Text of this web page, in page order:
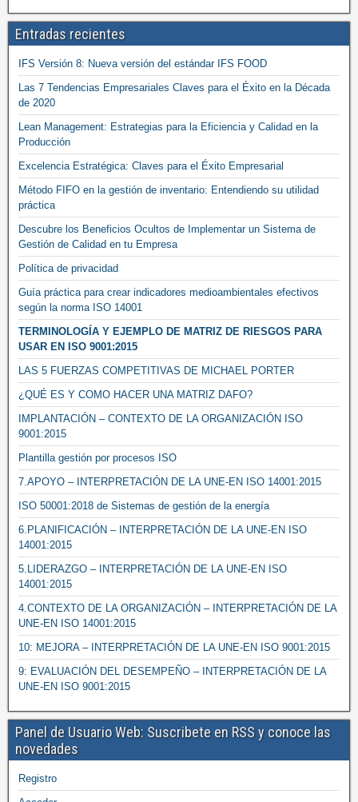
Entradas recientes
IFS Versión 8: Nueva versión del estándar IFS FOOD
Las 7 Tendencias Empresariales Claves para el Éxito en la Década
de 2020
Lean Management: Estrategias para la Eficiencia y Calidad en la
Producción
Excelencia Estratégica: Claves para el Éxito Empresarial
Método FIFO en la gestión de inventario: Entendiendo su utilidad
práctica
Descubre los Beneficios Ocultos de Implementar un Sistema de
Gestión de Calidad en tu Empresa
Política de privacidad
Guía práctica para crear indicadores medioambientales efectivos
según la norma ISO 14001
TERMINOLOGÍA Y EJEMPLO DE MATRIZ DE RIESGOS PARA
USAR EN ISO 9001:2015
LAS 5 FUERZAS COMPETITIVAS DE MICHAEL PORTER
¿QUÉ ES Y COMO HACER UNA MATRIZ DAFO?
IMPLANTACIÓN – CONTEXTO DE LA ORGANIZACIÓN ISO
9001:2015
Plantilla gestión por procesos ISO
7.APOYO – INTERPRETACIÓN DE LA UNE-EN ISO 14001:2015
ISO 50001:2018 de Sistemas de gestión de la energía
6.PLANIFICACIÓN – INTERPRETACIÓN DE LA UNE-EN ISO
14001:2015
5.LIDERAZGO – INTERPRETACIÓN DE LA UNE-EN ISO
14001:2015
4.CONTEXTO DE LA ORGANIZACIÓN – INTERPRETACIÓN DE LA
UNE-EN ISO 14001:2015
10: MEJORA – INTERPRETACIÓN DE LA UNE-EN ISO 9001:2015
9: EVALUACIÓN DEL DESEMPEÑO – INTERPRETACIÓN DE LA
UNE-EN ISO 9001:2015
Panel de Usuario Web: Suscribete en RSS y conoce las
novedades
Registro